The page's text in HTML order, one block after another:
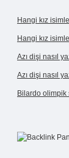
Hangi kız
Hangi kız
Azı dişi nasıl
Azı dişi nasıl
Bilardo olimpik